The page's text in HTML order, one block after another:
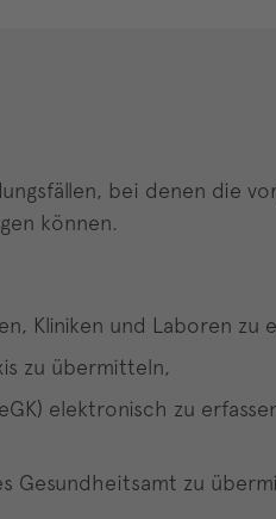
bei denen die
können.
Kliniken und Laboren zu
zu übermitteln,
elektronisch zu
Gesundheitsamt zu